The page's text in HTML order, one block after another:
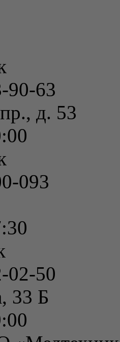
90-63
д. 53
093
02-50
33 Б